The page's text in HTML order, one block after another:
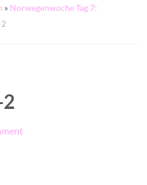
» Norwegenwoche Tag 7: